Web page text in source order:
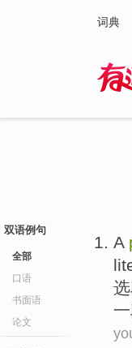
词典
双语例句
全部
口语
书面语
论文
A
一